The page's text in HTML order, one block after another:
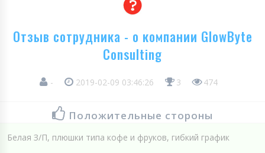
Отзыв сотрудника - о компании GlowByte
Consulting
- 2019-02-09 03:46:26 3 474
Положительные стороны
Белая З/П, плюшки типа кофе и фруков, гибкий график